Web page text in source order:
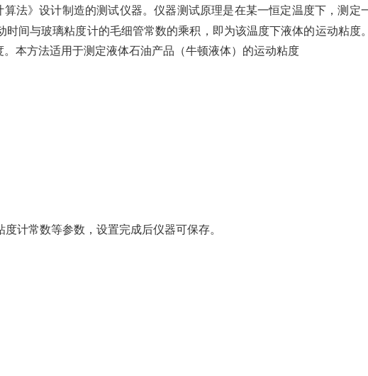
法》设计制造的测试仪器。仪器测试原理是在某一恒定温度下，测定
间与玻璃粘度计的毛细管常数的乘积，即为该温度下液体的运动粘度
本方法适用于测定液体石油产品（牛顿液体）的运动粘度
计常数等参数，设置完成后仪器可保存。